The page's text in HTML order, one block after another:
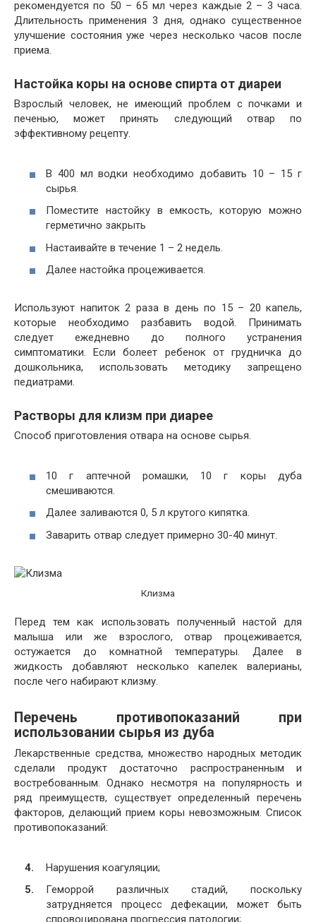
рекомендуется по 50 – 65 мл через каждые 2 – 3 часа.
Длительность применения 3 дня, однако существенное
улучшение состояния уже через несколько часов после
приема.
Настойка коры на основе спирта от диареи
Взрослый человек, не имеющий проблем с почками и
печенью, может принять следующий отвар по
эффективному рецепту.
В 400 мл водки необходимо добавить 10 – 15 г
сырья.
Поместите настойку в емкость, которую можно
герметично закрыть
Настаивайте в течение 1 – 2 недель.
Далее настойка процеживается.
Используют напиток 2 раза в день по 15 – 20 капель,
которые необходимо разбавить водой. Принимать
следует ежедневно до полного устранения
симптоматики. Если болеет ребенок от грудничка до
дошкольника, использовать методику запрещено
педиатрами.
Растворы для клизм при диарее
Способ приготовления отвара на основе сырья.
10 г аптечной ромашки, 10 г коры дуба
смешиваются.
Далее заливаются 0, 5 л крутого кипятка.
Заварить отвар следует примерно 30-40 минут.
Клизма
Перед тем как использовать полученный настой для
малыша или же взрослого, отвар процеживается,
остужается до комнатной температуры. Далее в
жидкость добавляют несколько капелек валерианы,
после чего набирают клизму.
Перечень противопоказаний при
использовании сырья из дуба
Лекарственные средства, множество народных методик
сделали продукт достаточно распространенным и
востребованным. Однако несмотря на популярность и
ряд преимуществ, существует определенный перечень
факторов, делающий прием коры невозможным. Список
противопоказаний:
Нарушения коагуляции;
Геморрой различных стадий, поскольку
затрудняется процесс дефекации, может быть
спровоцирована прогрессия патологии;